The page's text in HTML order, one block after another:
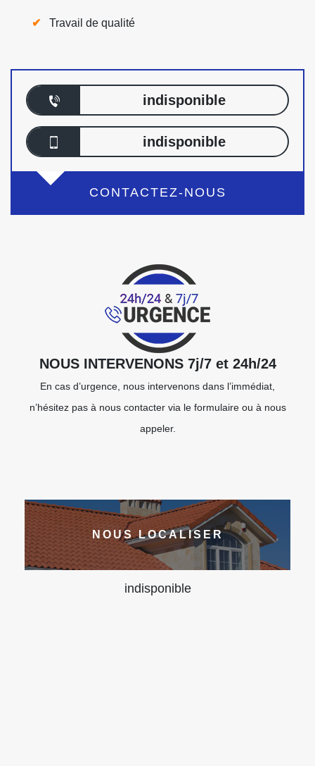
Travail de qualité
indisponible
indisponible
CONTACTEZ-NOUS
NOUS INTERVENONS 7j/7 et 24h/24
En cas d’urgence, nous intervenons dans l’immédiat,
n’hésitez pas à nous contacter via le formulaire ou à nous
appeler.
NOUS LOCALISER
indisponible